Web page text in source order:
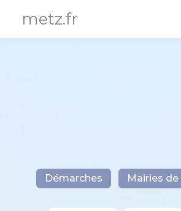
metz.fr
Démarches Mairies